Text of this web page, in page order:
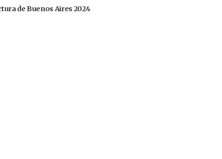
de Buenos Aires 2024